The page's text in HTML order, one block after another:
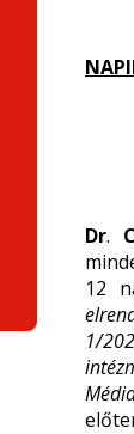
Dr.
12
1/